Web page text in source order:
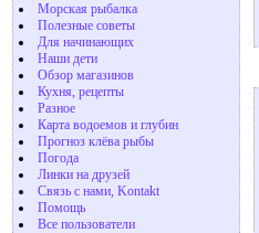
Морская рыбалка
Полезные советы
Для начинающих
Наши дети
Обзор магазинов
Кухня, рецепты
Разное
Карта водоемов и глубин
Прогноз клёва рыбы
Погода
Линки на друзей
Связь с нами, Kontakt
Помощь
Все пользователи